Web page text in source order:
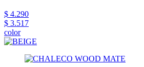
$ 4.290
$ 3.517
color